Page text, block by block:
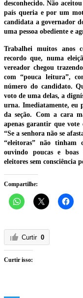
desconhecido. Não
país queria e por um
candidata a governador
uma pessoa obediente e
Trabalhei muitos anos
recordo que, numa
vereador chegou
com “pouca leitura”,
número do candidato.
voto de uma delas, a
urna. Imediatamente, eu
da seção. Com a cara
apenas garantir que vote
“Se a senhora não se
“eleitoras” não tinham
ouvindo poucas e boas
eleitores sem consciência
Compartilhe:
Curtir 0
Curtir isso: